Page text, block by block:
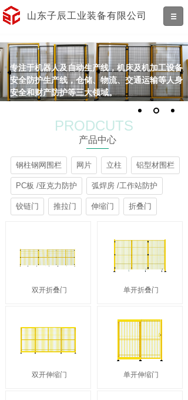
山东子辰工业装备有限公司
专注于机器人及自动生产线，机床及机加工设备
安全防护生产线，仓储、物流、交通运输等人身
安全和财产防护等三大领域。
PRODCUTS
产品中心
钢柱钢网围栏 网片 立柱 铝型材围栏
PC板 /亚克力防护 弧焊房 /工作站防护
铰链门 推拉门 伸缩门 折叠门
双开折叠门 单开折叠门
双开伸缩门 单开伸缩门